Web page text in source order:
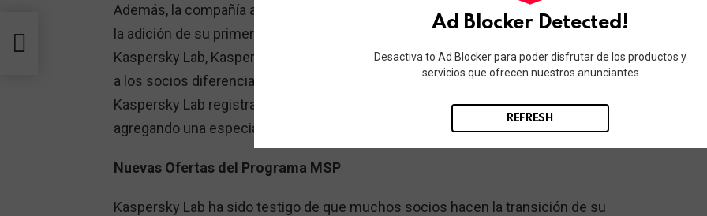
Además, la compañía ampliará su cartera de soluciones en 2017, comenzando con
la adición de su primera especialización para empresas del Programa de Socios de
Kaspersky Lab, Kaspersky Anti Targeted Attack. Esta nueva especialización permite
a los socios diferenciarse y ganar margen adicional en las nuevas ventas de
Kaspersky Lab registradas, calificadas y aprobadas. La compañía también está
agregando una especialización para MSPs.
Nuevas Ofertas del Programa MSP
Kaspersky Lab ha sido testigo de que muchos socios hacen la transición de su
Ad Blocker Detected!
Desactiva to Ad Blocker para poder disfrutar de los productos y
servicios que ofrecen nuestros anunciantes
REFRESH